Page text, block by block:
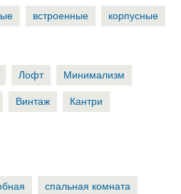
встроенные корпусные
Лофт
Минимализм
Винтаж
Кантри
спальная комната